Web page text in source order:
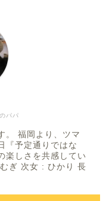
パパ
。 福岡より、ツマ
『予定通りではな
楽しさを共感してい
ぎ 次女 : ひかり 長